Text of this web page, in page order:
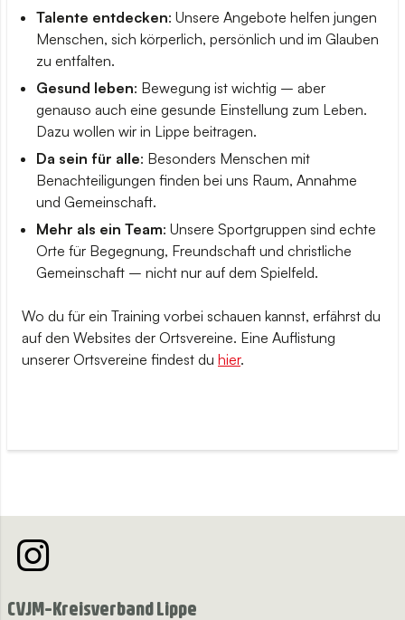
Talente entdecken: Unsere Angebote helfen jungen
Menschen, sich körperlich, persönlich und im Glauben
zu entfalten.
Gesund leben: Bewegung ist wichtig – aber
genauso auch eine gesunde Einstellung zum Leben.
Dazu wollen wir in Lippe beitragen.
Da sein für alle: Besonders Menschen mit
Benachteiligungen finden bei uns Raum, Annahme
und Gemeinschaft.
Mehr als ein Team: Unsere Sportgruppen sind echte
Orte für Begegnung, Freundschaft und christliche
Gemeinschaft – nicht nur auf dem Spielfeld.
Wo du für ein Training vorbei schauen kannst, erfährst du
auf den Websites der Ortsvereine. Eine Auflistung
unserer Ortsvereine findest du hier.
CVJM-Kreisverband Lippe